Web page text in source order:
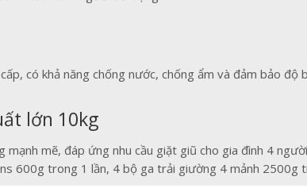
có khả năng chống nước, chống ẩm và đảm bảo
lớn 10kg
mẽ, đáp ứng nhu cầu giặt giũ cho gia đình 4
600g trong 1 lần, 4 bộ ga trải giường 4 mảnh 2500g